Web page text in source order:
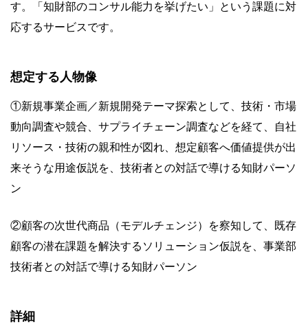
す。「知財部のコンサル能力を挙げたい」という課題に対
応するサービスです。
想定する人物像
①新規事業企画／新規開発テーマ探索として、技術・市場
動向調査や競合、サプライチェーン調査などを経て、自社
リソース・技術の親和性が図れ、想定顧客へ価値提供が出
来そうな用途仮説を、技術者との対話で導ける知財パーソ
ン
②顧客の次世代商品（モデルチェンジ）を察知して、既存
顧客の潜在課題を解決するソリューション仮説を、事業部
技術者との対話で導ける知財パーソン
詳細